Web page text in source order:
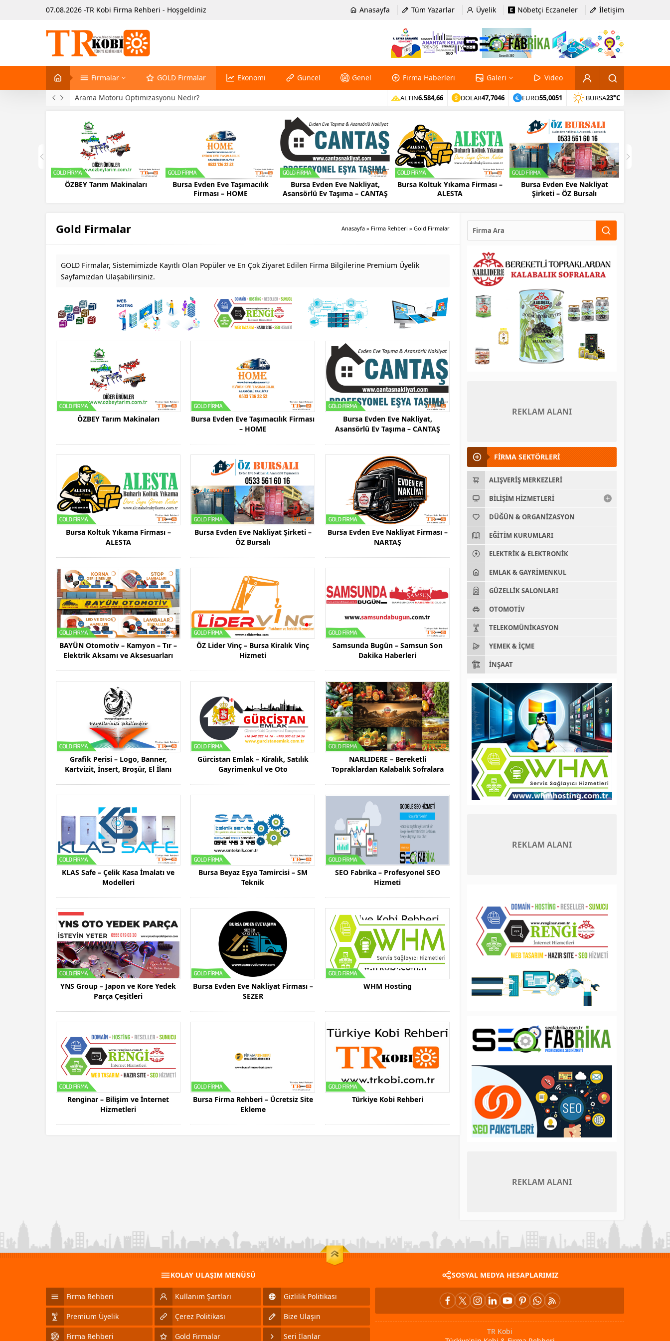
07.08.2026 -TR Kobi Firma Rehberi - Hoşgeldiniz Anasayfa Tüm Yazarlar Üyelik Nöbetçi Eczaneler İletişim
Firmalar GOLD Firmalar Ekonomi Güncel Genel Firma Haberleri Galeri Video
Arama Motoru Optimizasyonu Nedir? ALTIN6.584,66 DOLAR47,7046 EURO55,0051 BURSA23°C
ÖZBEY Tarım Makinaları
Bursa Evden Eve Taşımacılık
Firması – HOME
Bursa Evden Eve Nakliyat,
Asansörlü Ev Taşıma – CANTAŞ
Bursa Koltuk Yıkama Firması –
ALESTA
Bursa Evden Eve Nakliyat
Şirketi – ÖZ Bursalı
Gold Firmalar Anasayfa » Firma Rehberi » Gold Firmalar
GOLD Firmalar, Sistemimizde Kayıtlı Olan Popüler ve En Çok Ziyaret Edilen Firma Bilgilerine Premium Üyelik
Sayfamızdan Ulaşabilirsiniz.
ÖZBEY Tarım Makinaları
Bursa Evden Eve Taşımacılık Firması
– HOME
Bursa Evden Eve Nakliyat,
Asansörlü Ev Taşıma – CANTAŞ
Bursa Koltuk Yıkama Firması –
ALESTA
Bursa Evden Eve Nakliyat Şirketi –
ÖZ Bursalı
Bursa Evden Eve Nakliyat Firması –
NARTAŞ
BAYÜN Otomotiv – Kamyon – Tır –
Elektrik Aksamı ve Aksesuarları
ÖZ Lider Vinç – Bursa Kiralık Vinç
Hizmeti
Samsunda Bugün – Samsun Son
Dakika Haberleri
Grafik Perisi – Logo, Banner,
Kartvizit, İnsert, Broşür, El İlanı
Gürcistan Emlak – Kiralık, Satılık
Gayrimenkul ve Oto
NARLIDERE – Bereketli
Topraklardan Kalabalık Sofralara
KLAS Safe – Çelik Kasa İmalatı ve
Modelleri
Bursa Beyaz Eşya Tamircisi – SM
Teknik
SEO Fabrika – Profesyonel SEO
Hizmeti
YNS Group – Japon ve Kore Yedek
Parça Çeşitleri
Bursa Evden Eve Nakliyat Firması –
SEZER
WHM Hosting
Renginar – Bilişim ve İnternet
Hizmetleri
Bursa Firma Rehberi – Ücretsiz Site
Ekleme
Türkiye Kobi Rehberi
REKLAM ALANI
FİRMA SEKTÖRLERİ
ALIŞVERIŞ MERKEZLERI
BILIŞIM HIZMETLERI
DÜĞÜN & ORGANIZASYON
EĞITIM KURUMLARI
ELEKTRIK & ELEKTRONIK
EMLAK & GAYRIMENKUL
GÜZELLIK SALONLARI
OTOMOTIV
TELEKOMÜNIKASYON
YEMEK & İÇME
İNŞAAT
REKLAM ALANI
REKLAM ALANI
KOLAY ULAŞIM MENÜSÜ
Firma Rehberi Kullanım Şartları Gizlilik Politikası
Premium Üyelik Çerez Politikası Bize Ulaşın
Firma Rehberi Gold Firmalar Seri İlanlar
SOSYAL MEDYA HESAPLARIMIZ
TR Kobi